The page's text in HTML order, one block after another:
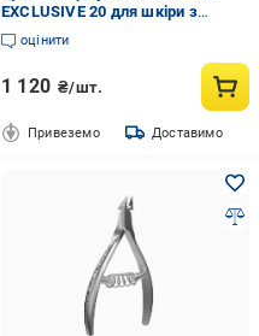
EXCLUSIVE 20 для шкіри з
візерунком magnolia 8 мм (NX-
20-8m)
оцінити
1 120 ₴/шт.
Привеземо Доставимо